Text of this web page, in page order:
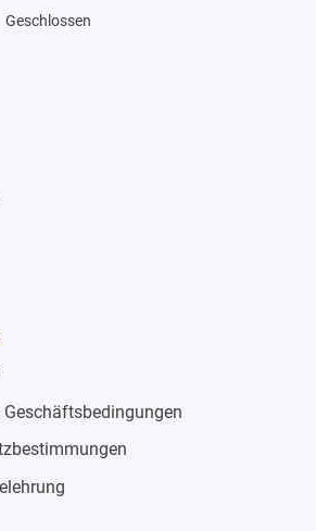
Geschlossen